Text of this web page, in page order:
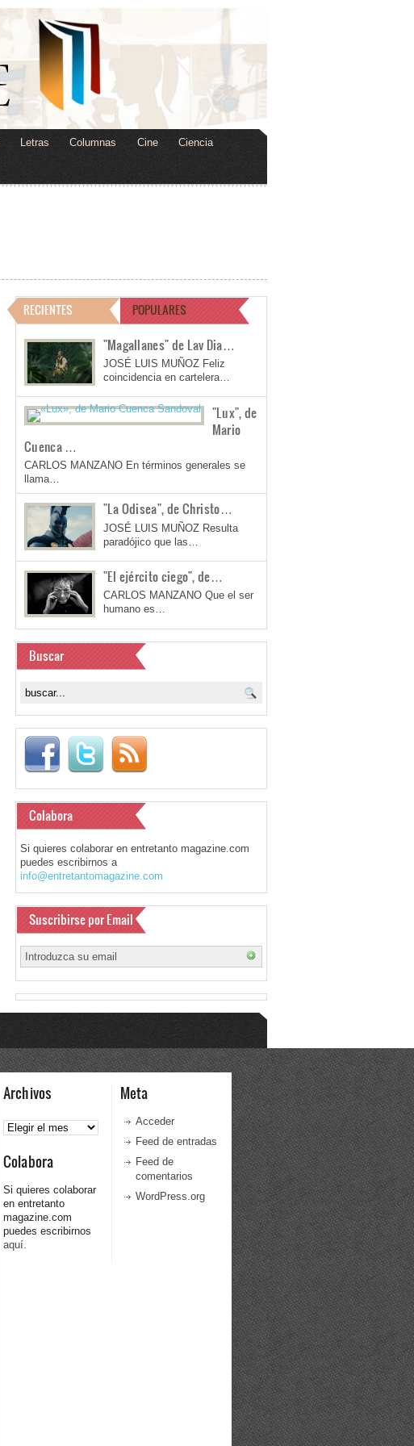
Letras Columnas Cine Ciencia
RECIENTES POPULARES
"Magallanes" de Lav Dia…
JOSÉ LUIS MUÑOZ Feliz
coincidencia en cartelera…
"Lux", de
Mario
Cuenca …
CARLOS MANZANO En términos generales se
llama…
"La Odisea", de Christo…
JOSÉ LUIS MUÑOZ Resulta
paradójico que las…
"El ejército ciego", de…
CARLOS MANZANO Que el ser
humano es…
Buscar
Colabora
Si quieres colaborar en entretanto magazine.com
puedes escribirnos a
info@entretantomagazine.com
Suscribirse por Email
Archivos
Archivos
Colabora
Si quieres colaborar
en entretanto
magazine.com
puedes escribirnos
aquí.
Meta
Acceder
Feed de entradas
Feed de
comentarios
WordPress.org